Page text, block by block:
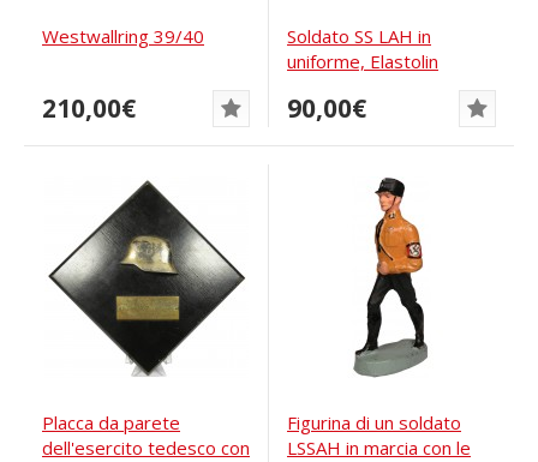
Westwallring 39/40
210,00€
Soldato SS LAH in
uniforme, Elastolin
90,00€
Placca da parete
dell'esercito tedesco con
Figurina di un soldato
LSSAH in marcia con le